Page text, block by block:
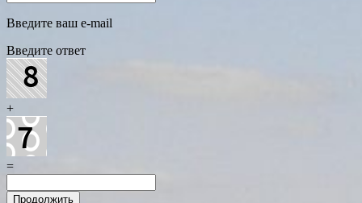
Введите ваш e-mail
Введите ответ
+
=